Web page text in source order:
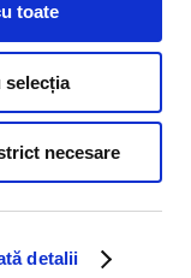
detalii
toate
selecția
necesare